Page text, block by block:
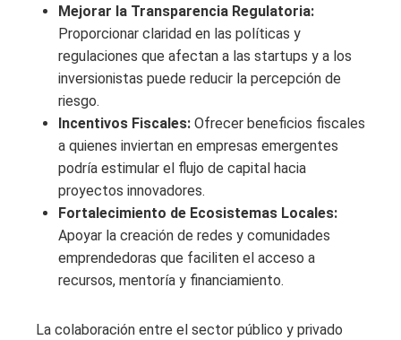
Mejorar la Transparencia Regulatoria:
Proporcionar claridad en las políticas y
regulaciones que afectan a las startups y a los
inversionistas puede reducir la percepción de
riesgo.
Incentivos Fiscales: Ofrecer beneficios fiscales
a quienes inviertan en empresas emergentes
podría estimular el flujo de capital hacia
proyectos innovadores.
Fortalecimiento de Ecosistemas Locales:
Apoyar la creación de redes y comunidades
emprendedoras que faciliten el acceso a
recursos, mentoría y financiamiento.
La colaboración entre el sector público y privado